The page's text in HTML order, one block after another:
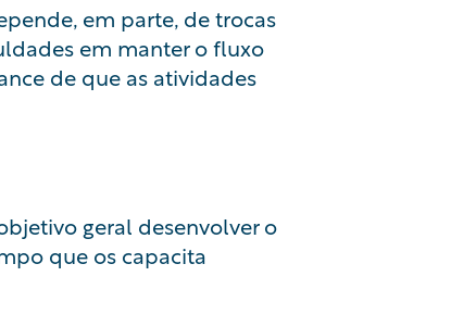
em parte, de trocas
em manter o fluxo
de que as atividades
geral desenvolver o
que os capacita